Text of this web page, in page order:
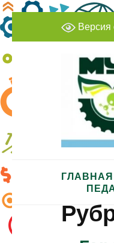
Перейти
к
Enter)
Версия
ГЛАВНАЯ